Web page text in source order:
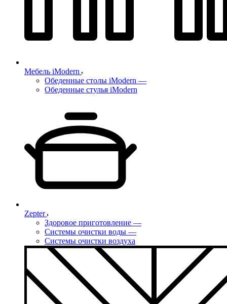
Мебель iModern
Обеденные столы iModern —
Обеденные стулья iModern
Zepter
Здоровое приготовление —
Системы очистки воды —
Системы очистки воздуха